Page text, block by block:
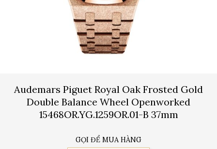
Audemars Piguet Royal Oak Frosted Gold
Double Balance Wheel Openworked
15468OR.YG.1259OR.01-B 37mm
GỌI ĐỂ MUA HÀNG